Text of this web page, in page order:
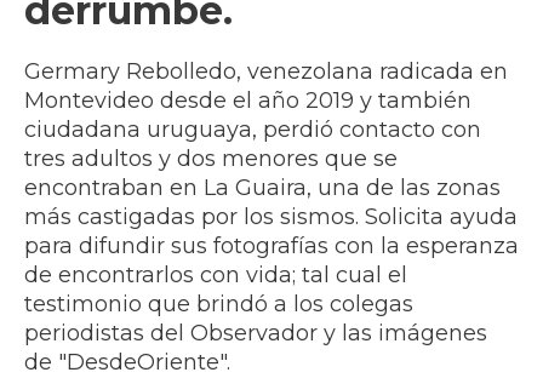
derrumbe.
Germary Rebolledo, venezolana radicada en
Montevideo desde el año 2019 y también
ciudadana uruguaya, perdió contacto con
tres adultos y dos menores que se
encontraban en La Guaira, una de las zonas
más castigadas por los sismos. Solicita ayuda
para difundir sus fotografías con la esperanza
de encontrarlos con vida; tal cual el
testimonio que brindó a los colegas
periodistas del Observador y las imágenes
de "DesdeOriente".